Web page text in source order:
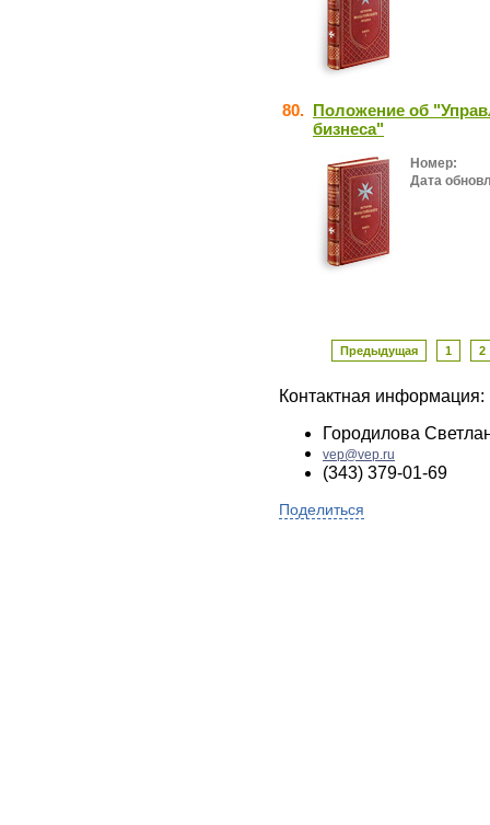
80. Положение об
бизнеса"
Номер:
Дата
Предыдущая 1 2
Контактная информация:
Городилова
vep@vep.ru
(343) 379-01-69
Поделиться